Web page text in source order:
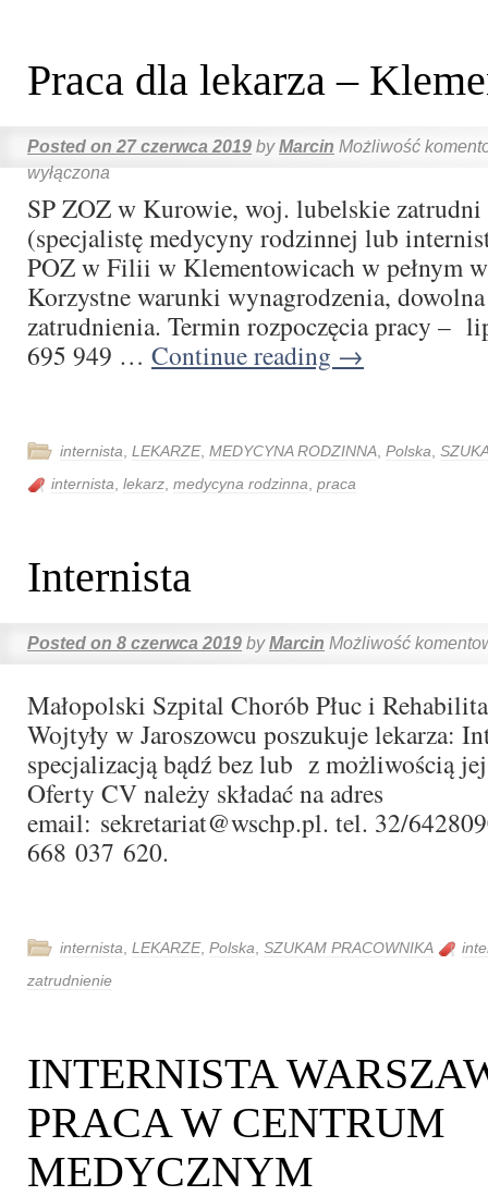
Praca dla lekarza –
Posted on 27 czerwca 2019 by Marcin Możliwość
wyłączona
SP ZOZ w Kurowie, woj. lubelskie zatrudni
(specjalistę medycyny rodzinnej lub
POZ w Filii w Klementowicach w pełnym
Korzystne warunki wynagrodzenia,
zatrudnienia. Termin rozpoczęcia pracy –
695 949 … Continue reading →
internista LEKARZE, MEDYCYNA RODZINNA Polska
internista lekarz medycyna rodzinna praca
Internista
Posted on 8 czerwca 2019 by Marcin Możliwość
Małopolski Szpital Chorób Płuc i
Wojtyły w Jaroszowcu poszukuje lekarza:
specjalizacją bądź bez lub z możliwością
Oferty CV należy składać na adres
email: sekretariat@wschp.pl. tel. 32/
668 037 620.
internista LEKARZE, Polska SZUKAM PRACOWNIKA
zatrudnienie
INTERNISTA
PRACA W CENTRUM
MEDYCZNYM